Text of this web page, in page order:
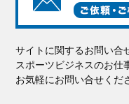
サイトに関するお問い合
スポーツビジネスのお仕
お気軽にお問い合せくだ